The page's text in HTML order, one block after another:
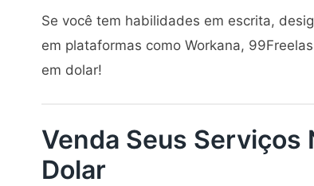
Se você tem habilidades em escrita,
em plataformas como Workana,
em dolar!
Venda Seus Serviços
Dolar